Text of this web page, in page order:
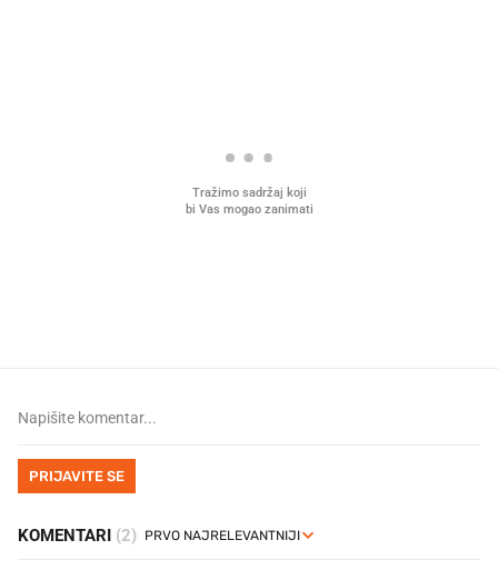
PRIJAVITE SE
KOMENTARI (2)